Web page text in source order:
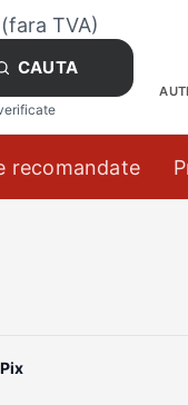
(fara TVA)
CAUTA
recomandate
Pix